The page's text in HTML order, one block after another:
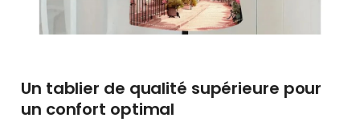
Un tablier de qualité supérieure pour
un confort optimal